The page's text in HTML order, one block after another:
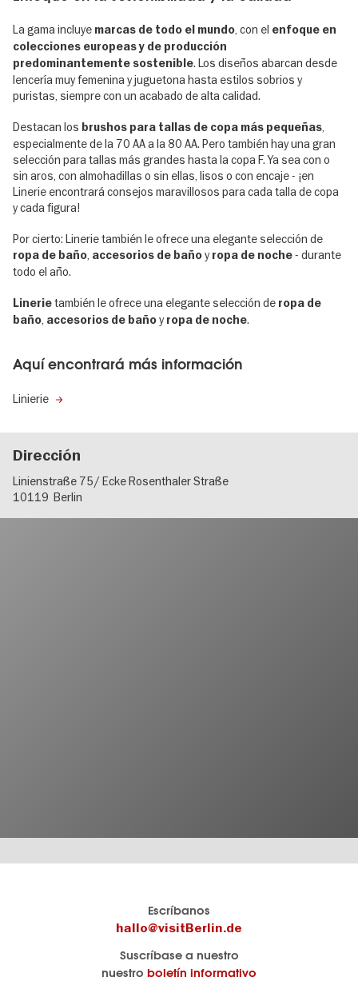
La gama incluye marcas de todo el mundo, con el enfoque en
colecciones europeas y de producción
predominantemente sostenible. Los diseños abarcan desde
lencería muy femenina y juguetona hasta estilos sobrios y
puristas, siempre con un acabado de alta calidad.
Destacan los brushos para tallas de copa más pequeñas,
especialmente de la 70 AA a la 80 AA. Pero también hay una gran
selección para tallas más grandes hasta la copa F. Ya sea con o
sin aros, con almohadillas o sin ellas, lisos o con encaje - ¡en
Linerie encontrará consejos maravillosos para cada talla de copa
y cada figura!
Por cierto: Linerie también le ofrece una elegante selección de
ropa de baño, accesorios de bañoyropa de noche- durante
todo el año.
Linerietambién le ofrece una elegante selección de ropa de
baño, accesorios de bañoyropa de noche.
Aquí encontrará más información
Linierie
Dirección
Linienstraße 75/ Ecke Rosenthaler Straße
10119 Berlin
Escríbanos
hallo@visitBerlin.de
Suscríbase a nuestro
nuestro boletín informativo